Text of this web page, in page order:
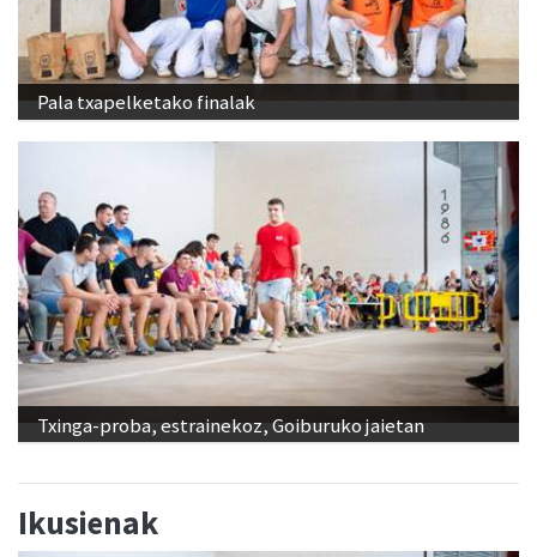
Pala txapelketako finalak
Txinga-proba, estrainekoz, Goiburuko jaietan
Ikusienak